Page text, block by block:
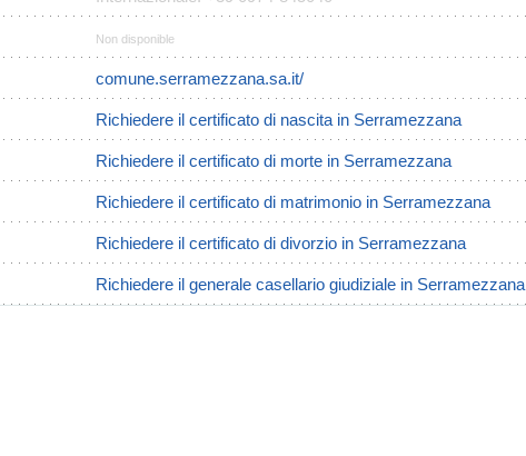
Non disponible
comune.serramezzana.sa.it/
Richiedere il certificato di nascita in Serramezzana
Richiedere il certificato di morte in Serramezzana
Richiedere il certificato di matrimonio in Serramezzana
Richiedere il certificato di divorzio in Serramezzana
Richiedere il generale casellario giudiziale in Serramezzana